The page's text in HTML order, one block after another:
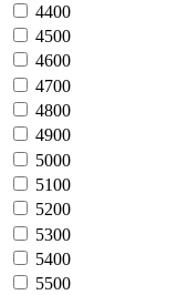
4400
4500
4600
4700
4800
4900
5000
5100
5200
5300
5400
5500